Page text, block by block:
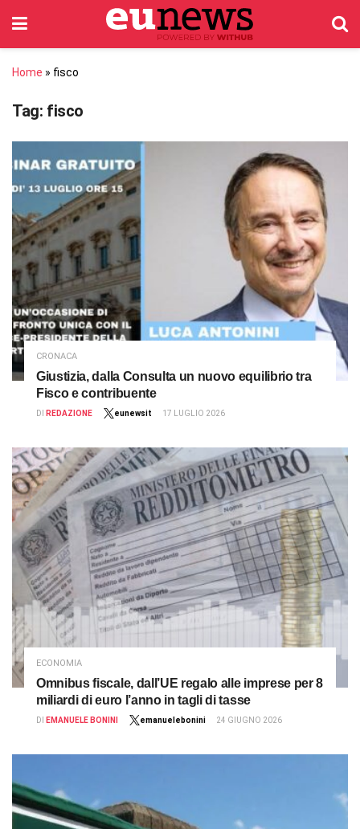
Home » fisco
Tag: fisco
CRONACA
Giustizia, dalla Consulta un nuovo equilibrio tra
Fisco e contribuente
DI REDAZIONE eunewsit 17 LUGLIO 2026
ECONOMIA
Omnibus fiscale, dall’UE regalo alle imprese per 8
miliardi di euro l’anno in tagli di tasse
DI EMANUELE BONINI emanuelebonini 24 GIUGNO 2026